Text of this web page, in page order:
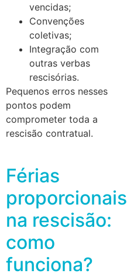
vencidas;
Convenções
coletivas;
Integração com
outras verbas
rescisórias.
Pequenos erros nesses
pontos podem
comprometer toda a
rescisão contratual.
Férias
proporcionais
na rescisão:
como
funciona?